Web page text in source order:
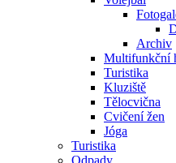
Archiv
Multifunkční
Turistika
Kluziště
Tělocvična
Cvičení žen
Jóga
Turistika
Odpady